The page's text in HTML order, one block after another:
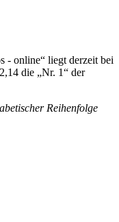
- online“ liegt derzeit bei
die „Nr. 1“ der
Reihenfolge